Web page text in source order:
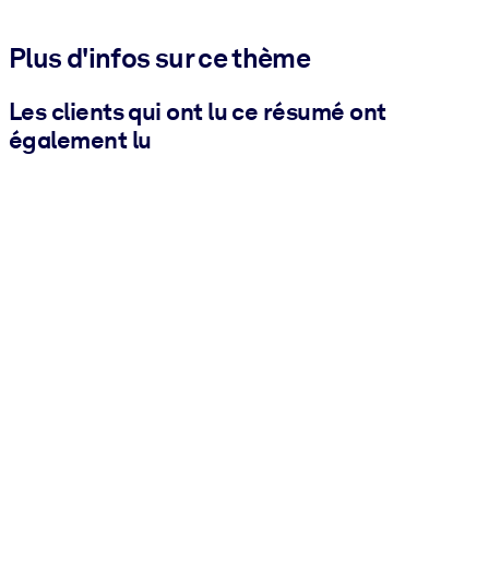
Plus d'infos sur ce thème
Les clients qui ont lu ce résumé ont
également lu